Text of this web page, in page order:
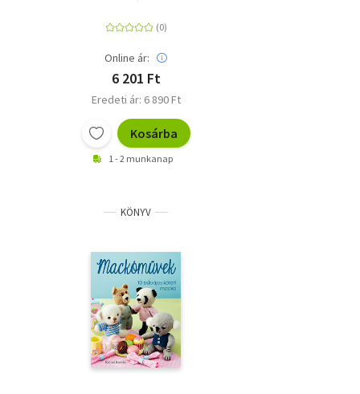
leszámolható
rajzokkal és
fázisképekkel
Online ár:
6 201 Ft
Eredeti ár: 6 890 Ft
Kosárba
1 - 2 munkanap
KÖNYV